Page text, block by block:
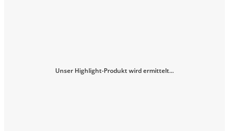
Unser Highlight-Produkt wird ermittelt...